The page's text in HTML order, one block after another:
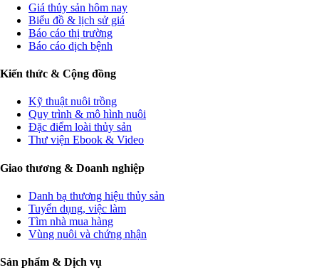
Giá thủy sản hôm nay
Biểu đồ & lịch sử giá
Báo cáo thị trường
Báo cáo dịch bệnh
Kiến thức & Cộng đồng
Kỹ thuật nuôi trồng
Quy trình & mô hình nuôi
Đặc điểm loài thủy sản
Thư viện Ebook & Video
Giao thương & Doanh nghiệp
Danh bạ thương hiệu thủy sản
Tuyển dụng, việc làm
Tìm nhà mua hàng
Vùng nuôi và chứng nhận
Sản phẩm & Dịch vụ